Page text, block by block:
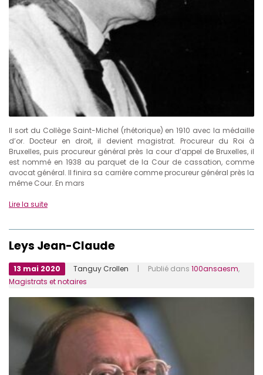
Il sort du Collège Saint-Michel (rhétorique) en 1910 avec la médaille
d’or. Docteur en droit, il devient magistrat. Procureur du Roi à
Bruxelles, puis procureur général près la cour d’appel de Bruxelles, il
est nommé en 1938 au parquet de la Cour de cassation, comme
avocat général. Il finira sa carrière comme procureur général près la
même Cour. En mars
Lire la suite
Leys Jean-Claude
13 mai 2020 Tanguy Crollen | Publié dans 100ansaesm,
Magistrats et notaires